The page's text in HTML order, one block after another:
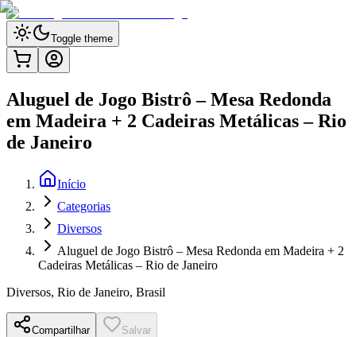
Toggle theme
Aluguel de Jogo Bistrô – Mesa Redonda
em Madeira + 2 Cadeiras Metálicas – Rio
de Janeiro
Início
Categorias
Diversos
Aluguel de Jogo Bistrô – Mesa Redonda em Madeira + 2
Cadeiras Metálicas – Rio de Janeiro
Diversos, Rio de Janeiro, Brasil
Compartilhar Salvar